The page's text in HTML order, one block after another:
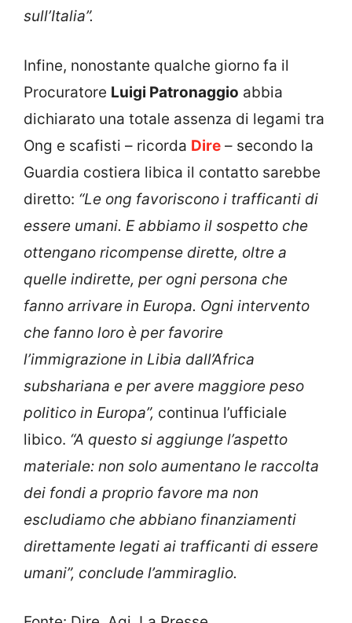
sull’Italia”.
Infine, nonostante qualche giorno fa il
Procuratore Luigi Patronaggio abbia
dichiarato una totale assenza di legami tra
Ong e scafisti – ricorda Dire – secondo la
Guardia costiera libica il contatto sarebbe
diretto: “Le ong favoriscono i trafficanti di
essere umani. E abbiamo il sospetto che
ottengano ricompense dirette, oltre a
quelle indirette, per ogni persona che
fanno arrivare in Europa. Ogni intervento
che fanno loro è per favorire
l’immigrazione in Libia dall’Africa
subshariana e per avere maggiore peso
politico in Europa”, continua l’ufficiale
libico. “A questo si aggiunge l’aspetto
materiale: non solo aumentano le raccolta
dei fondi a proprio favore ma non
escludiamo che abbiano finanziamenti
direttamente legati ai trafficanti di essere
umani”, conclude l’ammiraglio.